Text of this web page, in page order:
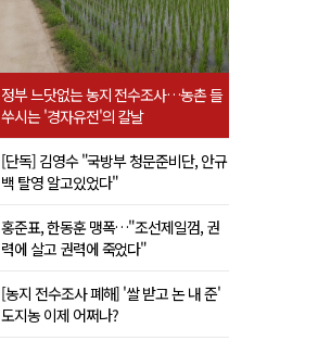
정부 느닷없는 농지 전수조사…농촌 들
쑤시는 '경자유전'의 칼날
[단독] 김영수 "국방부 청문준비단, 안규
백 탈영 알고있었다"
홍준표, 한동훈 맹폭…"조선제일껌, 권
력에 살고 권력에 죽었다"
[농지 전수조사 폐해] '쌀 받고 논 내 준'
도지농 이제 어쩌나?